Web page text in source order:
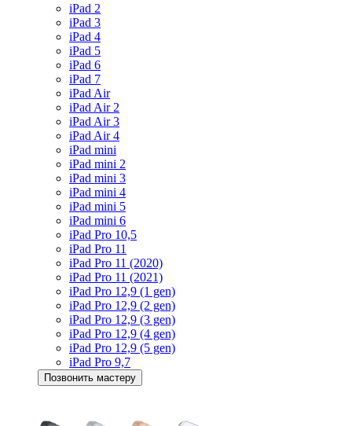
iPad 2
iPad 3
iPad 4
iPad 5
iPad 6
iPad 7
iPad Air
iPad Air 2
iPad Air 3
iPad Air 4
iPad mini
iPad mini 2
iPad mini 3
iPad mini 4
iPad mini 5
iPad mini 6
iPad Pro 10,5
iPad Pro 11
iPad Pro 11 (2020)
iPad Pro 11 (2021)
iPad Pro 12,9 (1 gen)
iPad Pro 12,9 (2 gen)
iPad Pro 12,9 (3 gen)
iPad Pro 12,9 (4 gen)
iPad Pro 12,9 (5 gen)
iPad Pro 9,7
Позвонить мастеру